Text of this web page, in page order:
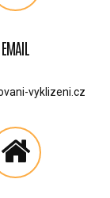
EMAIL
vyklizeni.cz